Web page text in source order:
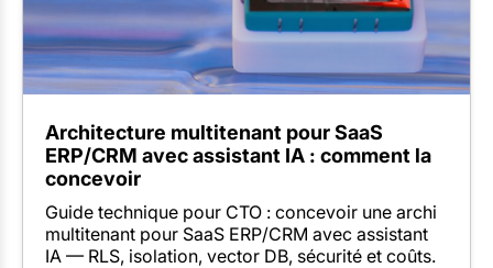
Architecture multitenant pour SaaS
ERP/CRM avec assistant IA : comment la
concevoir
Guide technique pour CTO : concevoir une archi
multitenant pour SaaS ERP/CRM avec assistant
IA — RLS, isolation, vector DB, sécurité et coûts.